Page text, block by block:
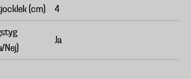
(cm) 4
Nej)
Ja